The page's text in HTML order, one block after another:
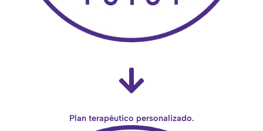
Plan terapéutico personalizado.